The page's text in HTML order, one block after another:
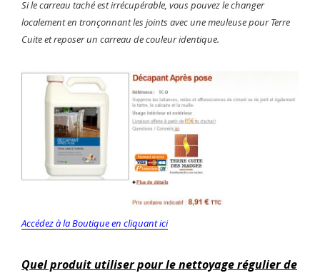
Si le carreau taché est irrécupérable, vous pouvez le changer
localement en tronçonnant les joints avec une meuleuse pour Terre
Cuite et reposer un carreau de couleur identique.
Accédez à la Boutique en cliquant ici
Quel produit utiliser pour le nettoyage régulier de